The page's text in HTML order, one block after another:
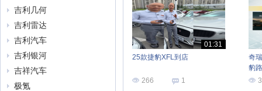
吉利几何
吉利雷达
吉利汽车
吉利银河
吉祥汽车
极氪
01:31
25款捷豹XFL到店
266 1
奇
豹